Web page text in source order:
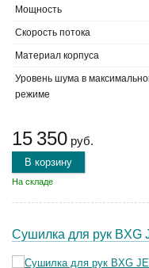
Мощность
Скорость потока
Материал корпуса
Уровень шума в
режиме
15 350 руб.
В корзину
На складе
Сушилка для рук BXG